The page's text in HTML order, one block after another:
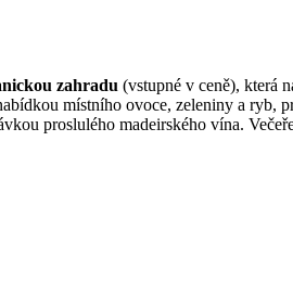
zahradu (vstupné v ceně), která
místního ovoce, zeleniny a ryb,
proslulého madeirského vína.